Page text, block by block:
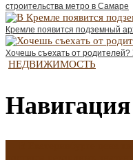
строительства метро в Самаре
Кремле появится подземный
Хочешь съехать от родителей?
НЕДВИЖИМОСТЬ